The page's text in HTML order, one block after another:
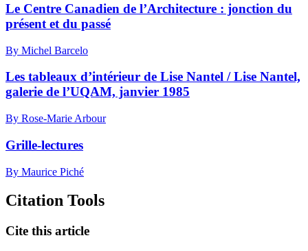
Le Centre Canadien de l’Architecture : jonction du
présent et du passé
By Michel Barcelo
Les tableaux d’intérieur de Lise Nantel / Lise Nantel,
galerie de l’UQAM, janvier 1985
By Rose-Marie Arbour
Grille-lectures
By Maurice Piché
Citation Tools
Cite this article